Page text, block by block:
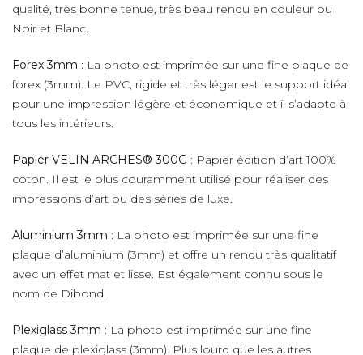
qualité, très bonne tenue, très beau rendu en couleur ou
Noir et Blanc.
Forex 3mm : La photo est imprimée sur une fine plaque de
forex (3mm). Le PVC, rigide et très léger est le support idéal
pour une impression légère et économique et il s’adapte à
tous les intérieurs.
Papier VELIN ARCHES® 300G : Papier édition d’art 100%
coton. Il est le plus couramment utilisé pour réaliser des
impressions d’art ou des séries de luxe.
Aluminium 3mm : La photo est imprimée sur une fine
plaque d’aluminium (3mm) et offre un rendu très qualitatif
avec un effet mat et lisse. Est également connu sous le
nom de Dibond.
Plexiglass 3mm : La photo est imprimée sur une fine
plaque de plexiglass (3mm). Plus lourd que les autres